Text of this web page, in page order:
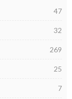
47
32
269
25
7